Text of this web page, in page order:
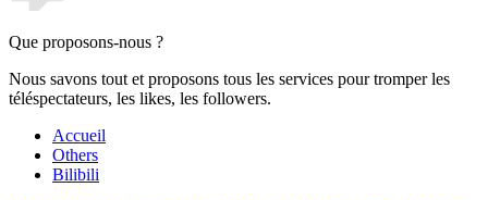
Que proposons-nous ?
Nous savons tout et proposons tous les services pour tromper les
téléspectateurs, les likes, les followers.
Accueil
Others
Bilibili